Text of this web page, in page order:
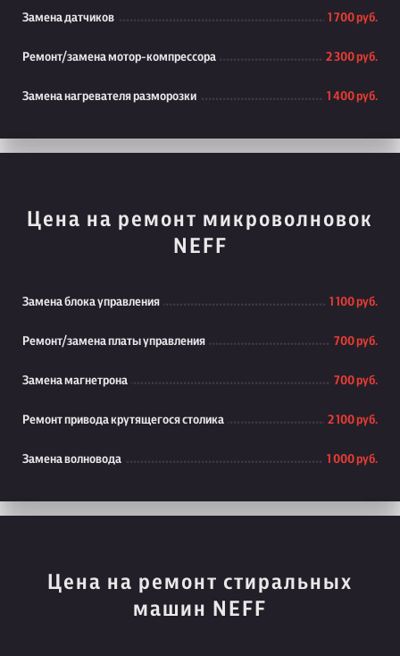
Замена датчиков 1 700 руб.
Ремонт/замена мотор-компрессора 2 300 руб.
Замена нагревателя разморозки 1 400 руб.
Цена на ремонт микроволновок
NEFF
Замена блока управления 1 100 руб.
Ремонт/замена платы управления 700 руб.
Замена магнетрона 700 руб.
Ремонт привода крутящегося столика 2 100 руб.
Замена волновода 1 000 руб.
Цена на ремонт стиральных
машин NEFF